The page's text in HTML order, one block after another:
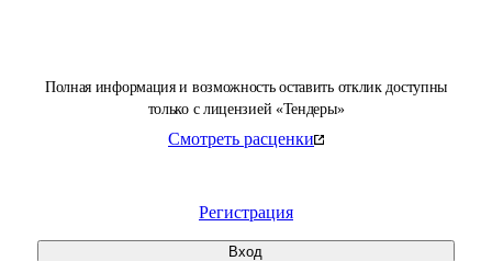
Полная информация и возможность оставить отклик доступны
только с лицензией «Тендеры»
Смотреть расценки
Регистрация
Вход